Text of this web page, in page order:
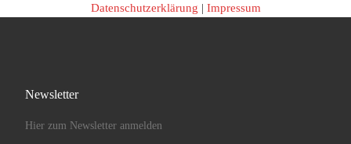
Datenschutzerklärung | Impressum
Newsletter
Hier zum Newsletter anmelden